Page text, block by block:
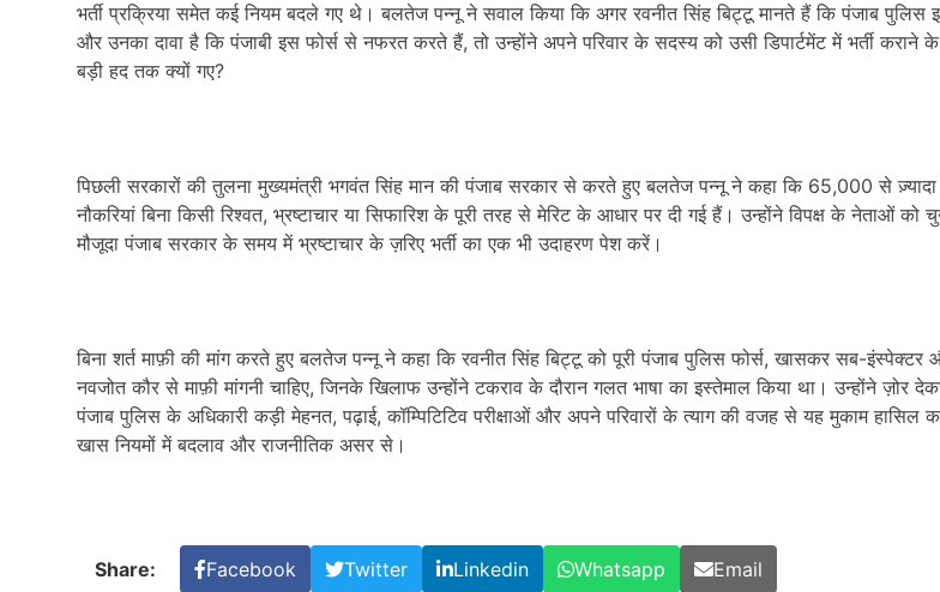
भर्ती प्रक्रिया समेत कई नियम बदले गए थे। बलतेज पन्नू ने सवाल किया कि अगर रवनीत सिंह बिट्टू मानते हैं कि पंजाब पुलिस
और उनका दावा है कि पंजाबी इस फोर्स से नफरत करते हैं, तो उन्होंने अपने परिवार के सदस्य को उसी डिपार्टमेंट में भर्ती कराने
बड़ी हद तक क्यों गए?
पिछली सरकारों की तुलना मुख्यमंत्री भगवंत सिंह मान की पंजाब सरकार से करते हुए बलतेज पन्नू ने कहा कि 65,000 से ज़्यादा
नौकरियां बिना किसी रिश्वत, भ्रष्टाचार या सिफारिश के पूरी तरह से मेरिट के आधार पर दी गई हैं। उन्होंने विपक्ष के नेताओं को
मौजूदा पंजाब सरकार के समय में भ्रष्टाचार के ज़रिए भर्ती का एक भी उदाहरण पेश करें।
बिना शर्त माफ़ी की मांग करते हुए बलतेज पन्नू ने कहा कि रवनीत सिंह बिट्टू को पूरी पंजाब पुलिस फोर्स, खासकर सब-इंस्पेक्टर
नवजोत कौर से माफ़ी मांगनी चाहिए, जिनके खिलाफ उन्होंने टकराव के दौरान गलत भाषा का इस्तेमाल किया था। उन्होंने ज़ोर
पंजाब पुलिस के अधिकारी कड़ी मेहनत, पढ़ाई, कॉम्पिटिटिव परीक्षाओं और अपने परिवारों के त्याग की वजह से यह मुकाम हासिल
खास नियमों में बदलाव और राजनीतिक असर से।
Share: Facebook Twitter Linkedin Whatsapp Email